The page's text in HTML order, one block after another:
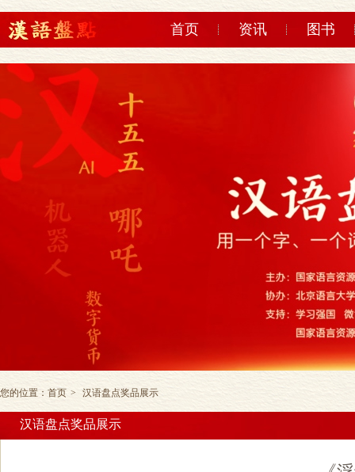
首页 资讯 图书
您的位置： 首页 > 汉语盘点奖品展示
汉语盘点奖品展示